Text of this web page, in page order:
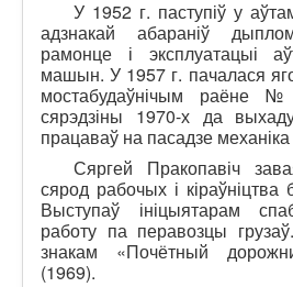
У 1952 г. паступіў у
адзнакай абараніў
рамонце і эксплуатацыі
машын. У 1957 г. пачалася
мостабудаўнічым
сярэдзіны 1970-х да
працаваў на пасадзе механіка
Сяргей Пракопавіч
сярод рабочых і кіраўніцтва
Выступаў ініцыятарам
работу па перавозцы
знакам «Почётный
(1969).